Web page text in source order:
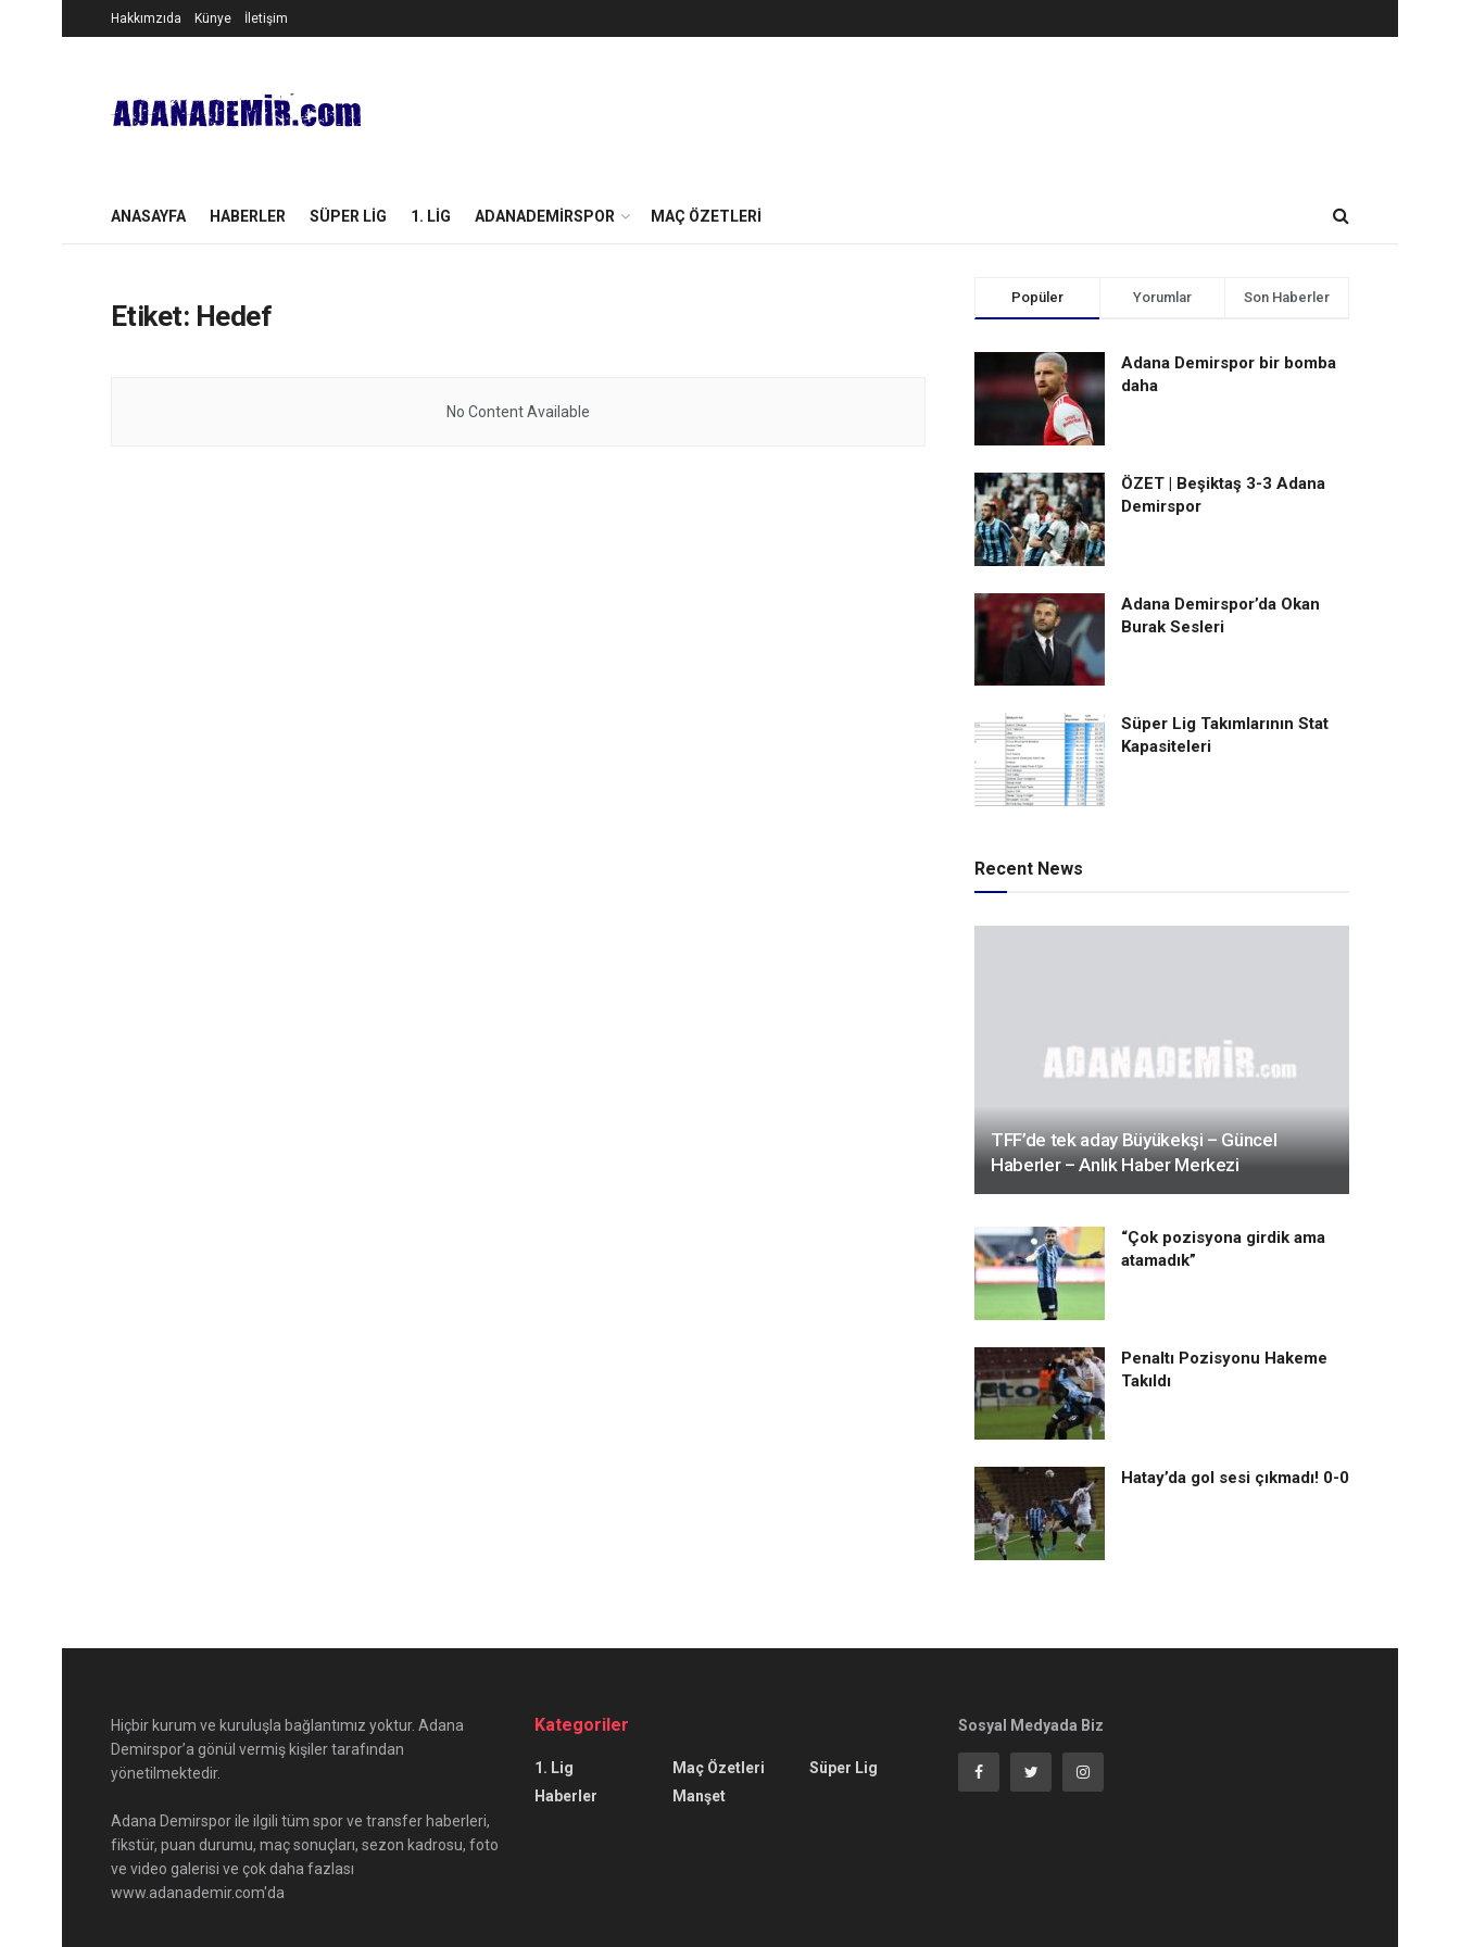
Hakkımzıda Künye İletişim
ANASAYFA HABERLER SÜPER LIG 1. LIG ADANADEMIRSPOR MAÇ ÖZETLERI
Etiket: Hedef
No Content Available
Popüler Yorumlar Son Haberler
Adana Demirspor bir bomba
daha
ÖZET | Beşiktaş 3-3 Adana
Demirspor
Adana Demirspor’da Okan
Burak Sesleri
Süper Lig Takımlarının Stat
Kapasiteleri
Recent News
TFF’de tek aday Büyükekşi – Güncel
Haberler – Anlık Haber Merkezi
“Çok pozisyona girdik ama
atamadık”
Penaltı Pozisyonu Hakeme
Takıldı
Hatay’da gol sesi çıkmadı! 0-0
Hiçbir kurum ve kuruluşla bağlantımız yoktur. Adana
Demirspor’a gönül vermiş kişiler tarafından
yönetilmektedir.
Adana Demirspor ile ilgili tüm spor ve transfer haberleri,
fikstür, puan durumu, maç sonuçları, sezon kadrosu, foto
ve video galerisi ve çok daha fazlası
www.adanademir.com'da
Kategoriler
1. Lig
Haberler
Maç Özetleri
Manşet
Süper Lig
Sosyal Medyada Biz